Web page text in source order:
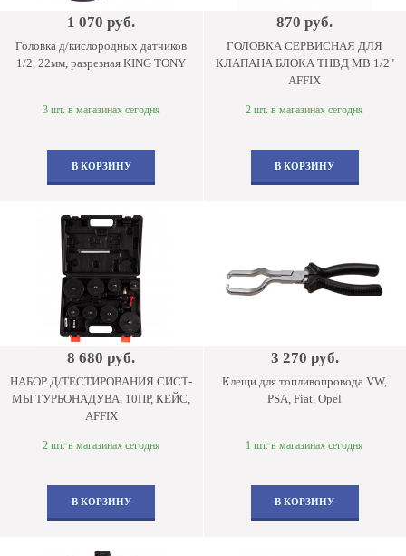
1 070 руб.
Головка д/кислородных датчиков
1/2, 22мм, разрезная KING TONY
3 шт. в магазинах сегодня
В КОРЗИНУ
870 руб.
ГОЛОВКА СЕРВИСНАЯ ДЛЯ
КЛАПАНА БЛОКА ТНВД MB 1/2"
AFFIX
2 шт. в магазинах сегодня
В КОРЗИНУ
8 680 руб.
НАБОР Д/ТЕСТИРОВАНИЯ СИСТ-
МЫ ТУРБОНАДУВА, 10ПР, КЕЙС,
AFFIX
2 шт. в магазинах сегодня
В КОРЗИНУ
3 270 руб.
Клещи для топливопровода VW,
PSA, Fiat, Opel
1 шт. в магазинах сегодня
В КОРЗИНУ